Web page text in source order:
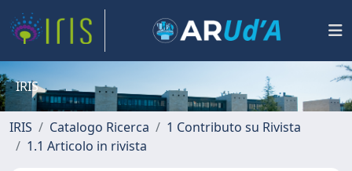
IRIS
IRIS Catalogo Ricerca
1 Contributo su Rivista
1.1 Articolo in rivista